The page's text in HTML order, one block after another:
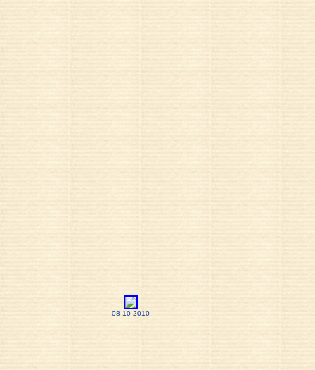
08-10-2010